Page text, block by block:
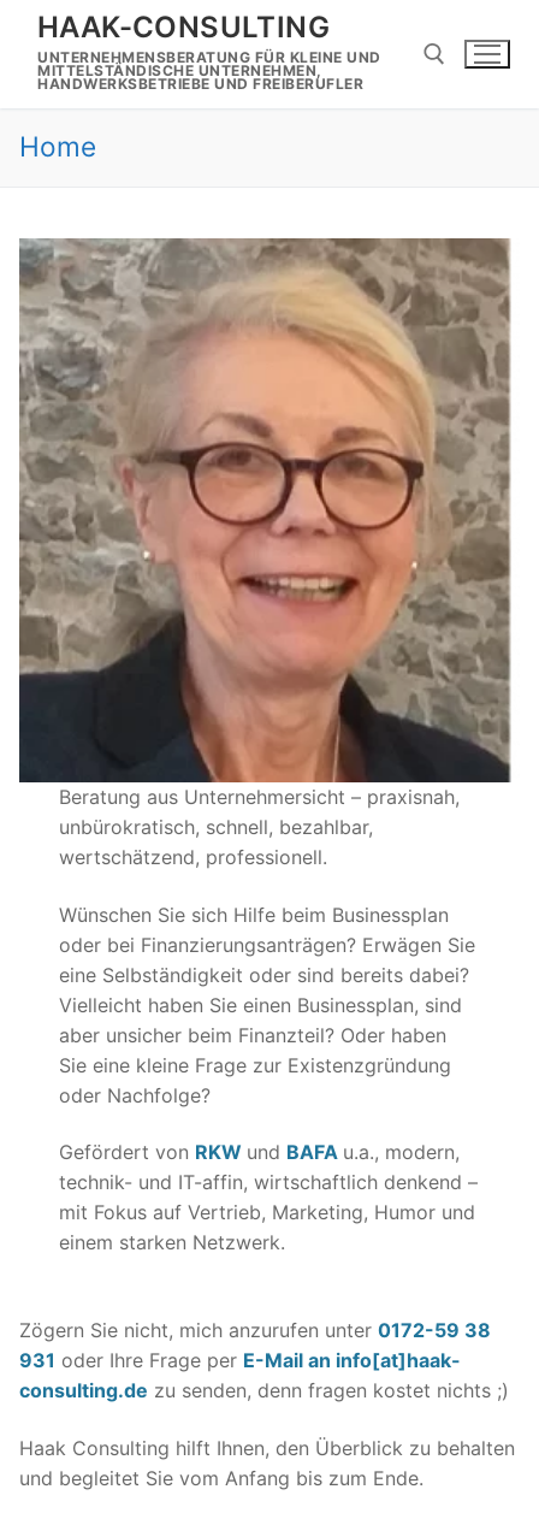
Inhalt
springen
HAAK-CONSULTING
UNTERNEHMENSBERATUNG FÜR KLEINE UND
MITTELSTÄNDISCHE UNTERNEHMEN,
HANDWERKSBETRIEBE UND FREIBERUFLER
Home
Beratung aus Unternehmersicht – praxisnah,
unbürokratisch, schnell, bezahlbar,
wertschätzend, professionell.
Wünschen Sie sich Hilfe beim Businessplan
oder bei Finanzierungsanträgen? Erwägen Sie
eine Selbständigkeit oder sind bereits dabei?
Vielleicht haben Sie einen Businessplan, sind
aber unsicher beim Finanzteil? Oder haben
Sie eine kleine Frage zur Existenzgründung
oder Nachfolge?
Gefördert von RKW und BAFA u.a., modern,
technik- und IT-affin, wirtschaftlich denkend –
mit Fokus auf Vertrieb, Marketing, Humor und
einem starken Netzwerk.
Zögern Sie nicht, mich anzurufen unter 0172-59 38
931 oder Ihre Frage per E-Mail an info[at]haak-
consulting.de zu senden, denn fragen kostet nichts ;)
Haak Consulting hilft Ihnen, den Überblick zu behalten
und begleitet Sie vom Anfang bis zum Ende.